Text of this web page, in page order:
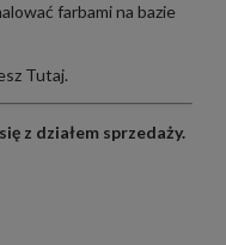
farbami na bazie
Tutaj.
z działem sprzedaży.